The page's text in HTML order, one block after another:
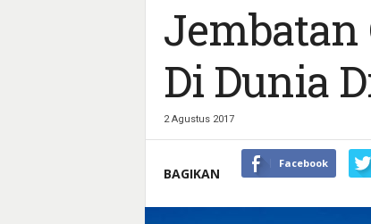
Di Dunia
2 Agustus 2017
BAGIKAN
Facebook